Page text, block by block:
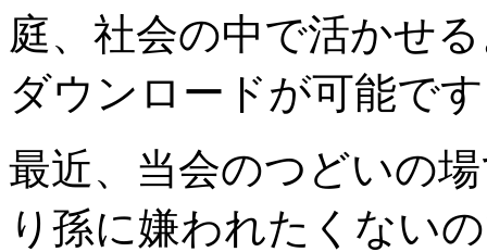
庭、 社会の中で活かせ
ダウンロードが可能で
最近、当会のつどいの
り孫に嫌われたくない